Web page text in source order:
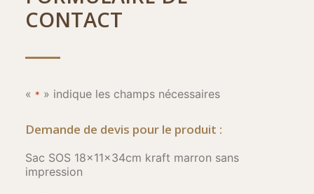
CONTACT
« * » indique les champs nécessaires
Demande de devis pour le produit :
Sac SOS 18x11x34cm kraft marron sans
impression